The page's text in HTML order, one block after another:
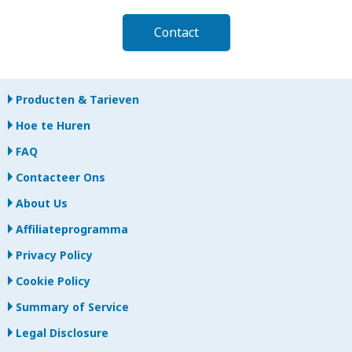
Contact
Producten & Tarieven
Hoe te Huren
FAQ
Contacteer Ons
About Us
Affiliateprogramma
Privacy Policy
Cookie Policy
Summary of Service
Legal Disclosure